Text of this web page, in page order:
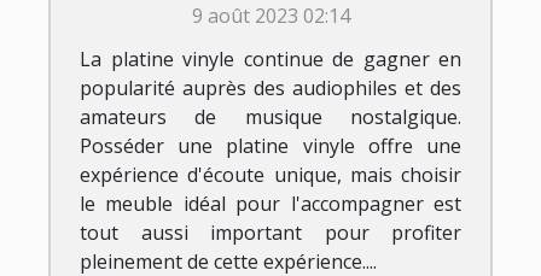
9 août 2023 02:14
La platine vinyle continue de gagner en
popularité auprès des audiophiles et des
amateurs de musique nostalgique.
Posséder une platine vinyle offre une
expérience d'écoute unique, mais choisir
le meuble idéal pour l'accompagner est
tout aussi important pour profiter
pleinement de cette expérience....